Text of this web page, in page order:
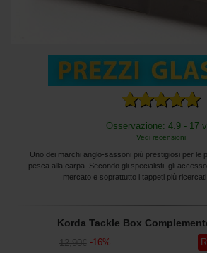
Osservazione: 4.9 - 17
Vedi recensioni
Uno dei marchi anglo-sassoni più prestigiosi per le
pesca alla carpa. Secondo gli specialisti, gli
mercato e soprattutto i tappeti più
Korda Tackle Box
12,90€ -16%